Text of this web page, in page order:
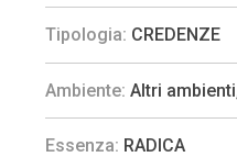
Tipologia: CREDENZE
Ambiente: Altri ambienti
Essenza: RADICA